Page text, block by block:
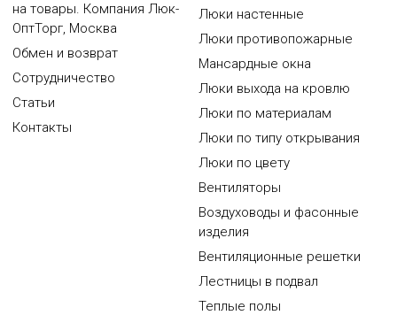
на товары. Компания Люк-
ОптТорг, Москва
Обмен и возврат
Сотрудничество
Статьи
Контакты
Люки настенные
Люки противопожарные
Мансардные окна
Люки выхода на кровлю
Люки по материалам
Люки по типу открывания
Люки по цвету
Вентиляторы
Воздуховоды и фасонные
изделия
Вентиляционные решетки
Лестницы в подвал
Теплые полы